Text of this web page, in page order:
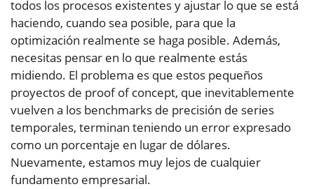
todos los procesos existentes y ajustar lo que se está
haciendo, cuando sea posible, para que la
optimización realmente se haga posible. Además,
necesitas pensar en lo que realmente estás
midiendo. El problema es que estos pequeños
proyectos de proof of concept, que inevitablemente
vuelven a los benchmarks de precisión de series
temporales, terminan teniendo un error expresado
como un porcentaje en lugar de dólares.
Nuevamente, estamos muy lejos de cualquier
fundamento empresarial.